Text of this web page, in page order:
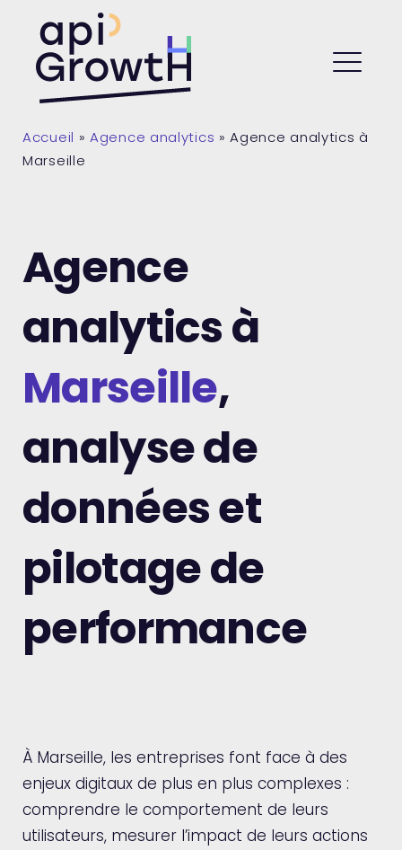
contentAPI Growth
Accueil »Agence analytics »Agence analytics à
Marseille
Agence
analytics à
Marseille,
analyse de
données et
pilotage de
performance
À Marseille, les entreprises font face à des
enjeux digitaux de plus en plus complexes :
comprendre le comportement de leurs
utilisateurs, mesurer l’impact de leurs actions